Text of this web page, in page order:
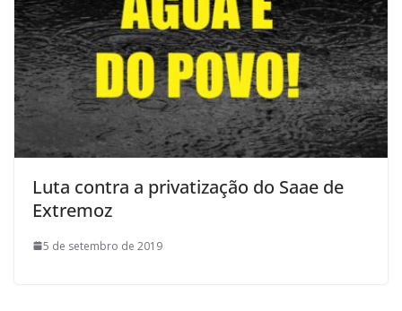
Luta contra a privatização do Saae de
Extremoz
5 de setembro de 2019